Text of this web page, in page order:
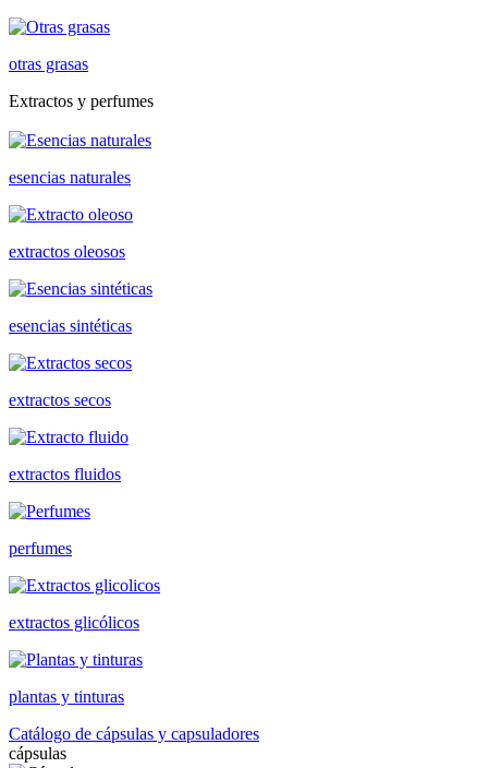
otras grasas
Extractos y perfumes
esencias naturales
extractos oleosos
esencias sintéticas
extractos secos
extractos fluidos
perfumes
extractos glicólicos
plantas y tinturas
Catálogo de cápsulas y capsuladores
cápsulas